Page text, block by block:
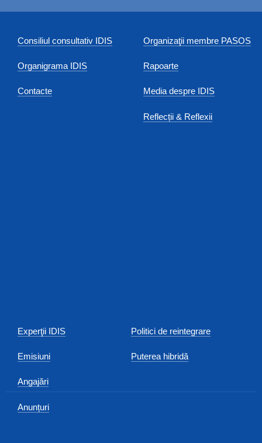
Consiliul consultativ IDIS
Organigrama IDIS
Contacte
Organizaţii membre PASOS
Rapoarte
Media despre IDIS
Reflecții & Reflexii
Experţii IDIS
Emisiuni
Angajări
Anunțuri
Politici de reintegrare
Puterea hibridă